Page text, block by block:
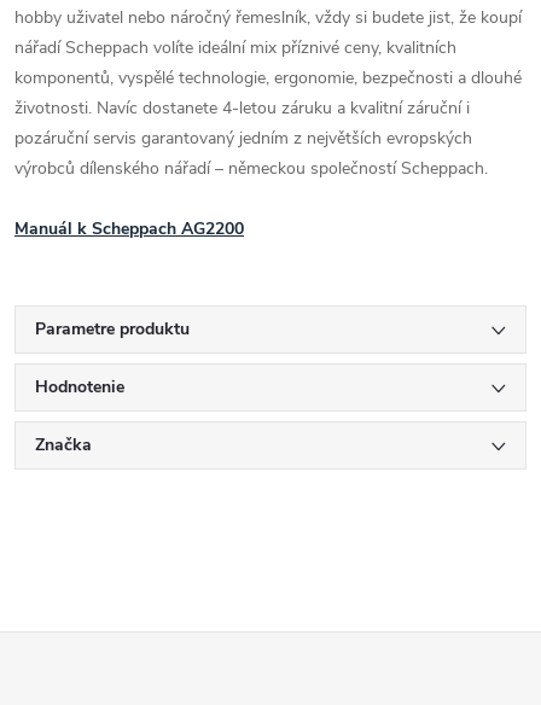
hobby uživatel nebo náročný řemeslník, vždy si budete jist, že koupí
nářadí Scheppach volíte ideální mix příznivé ceny, kvalitních
komponentů, vyspělé technologie, ergonomie, bezpečnosti a dlouhé
životnosti. Navíc dostanete 4-letou záruku a kvalitní záruční i
pozáruční servis garantovaný jedním z největších evropských
výrobců dílenského nářadí – německou společností Scheppach.
Manuál k Scheppach AG2200
Parametre produktu
Hodnotenie
Značka